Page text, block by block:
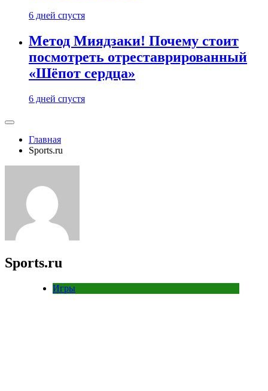
6 дней спустя
Метод Миядзаки! Почему стоит
посмотреть отреставрированный
«Шёпот сердца»
6 дней спустя
Главная
Sports.ru
Sports.ru
Игры